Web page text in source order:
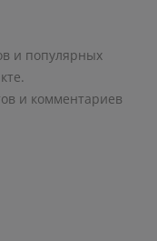
и популярных
и комментариев